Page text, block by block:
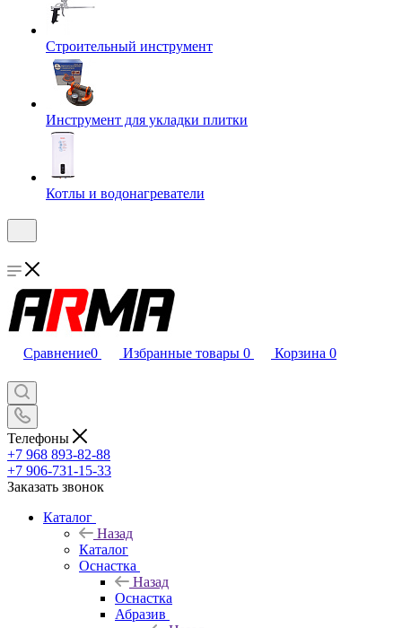
Строительный инструмент
Инструмент для укладки плитки
Котлы и водонагреватели
Сравнение0 Избранные товары 0 Корзина 0
Телефоны
+7 968 893-82-88
+7 906-731-15-33
Заказать звонок
Каталог
Назад
Каталог
Оснастка
Назад
Оснастка
Абразив